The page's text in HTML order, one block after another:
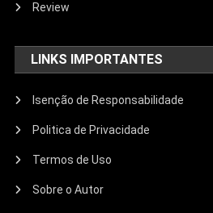
Review
LINKS IMPORTANTES
Isenção de Responsabilidade
Politica de Privacidade
Termos de Uso
Sobre o Autor